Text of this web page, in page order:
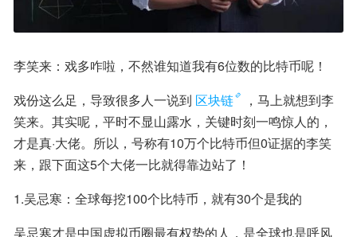
李笑来：戏多咋啦，不然谁知道我有6位数的比特币呢！
戏份这么足，导致很多人一说到 区块链
，马上就想到李
笑来。其实呢，平时不显山露水，关键时刻一鸣惊人的，
才是真·大佬。所以，号称有10万个比特币但0证据的李笑
来，跟下面这5个大佬一比就得靠边站了！
1.吴忌寒：全球每挖100个比特币，就有30个是我的
吴忌寒才是中国虚拟币圈最有权势的人，是全球也是呼风